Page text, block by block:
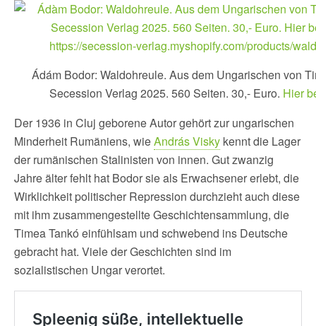
Ádám Bodor: Waldohreule. Aus dem Ungarischen von
Secession Verlag 2025. 560 Seiten. 30,- Euro. Hier
Der 1936 in Cluj geborene Autor gehört zur ungarischen
Minderheit Rumäniens, wieAndrás Visky kennt die Lager
der rumänischen Stalinisten von innen. Gut zwanzig
Jahre älter fehlt hat Bodor sie als Erwachsener erlebt, die
Wirklichkeit politischer Repression durchzieht auch diese
mit ihm zusammengestellte Geschichtensammlung, die
Timea Tankó einfühlsam und schwebend ins Deutsche
gebracht hat. Viele der Geschichten sind im
sozialistischen Ungar verortet.